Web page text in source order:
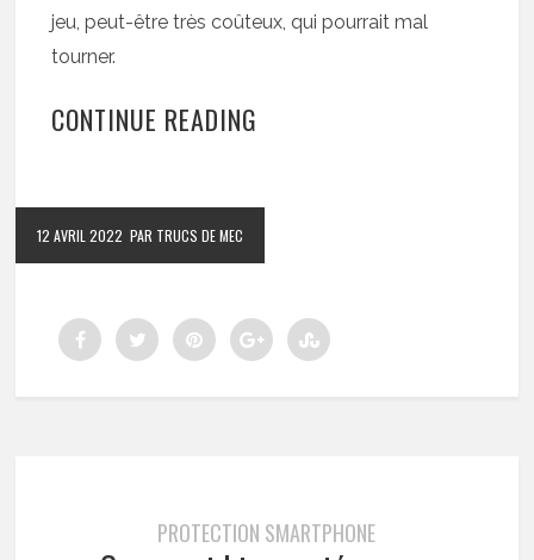
jeu, peut-être très coûteux, qui pourrait mal
tourner.
CONTINUE READING
12 AVRIL 2022 PAR TRUCS DE MEC
PROTECTION SMARTPHONE